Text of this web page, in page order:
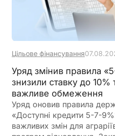
Цільове фінансування
Уряд змінив правила
знизили ставку до 10%
важливе обмеження
Уряд оновив правила
«Доступні кредити 5-7-
важливих змін для